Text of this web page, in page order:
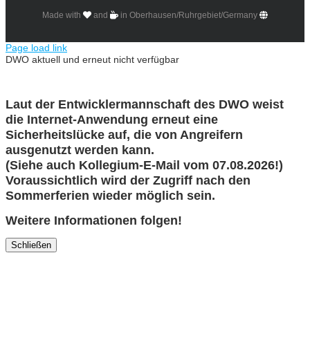
Made with and in Oberhausen/Ruhrgebiet/Germany
Page load link
DWO aktuell und erneut nicht verfügbar
Laut der Entwicklermannschaft des DWO weist
die Internet-Anwendung erneut eine
Sicherheitslücke auf, die von Angreifern
ausgenutzt werden kann.
(Siehe auch Kollegium-E-Mail vom 07.08.2026!)
Voraussichtlich wird der Zugriff nach den
Sommerferien wieder möglich sein.
Weitere Informationen folgen!
Schließen